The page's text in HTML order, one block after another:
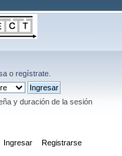
o regístrate
y duración de la sesión
Ingresar Registrarse